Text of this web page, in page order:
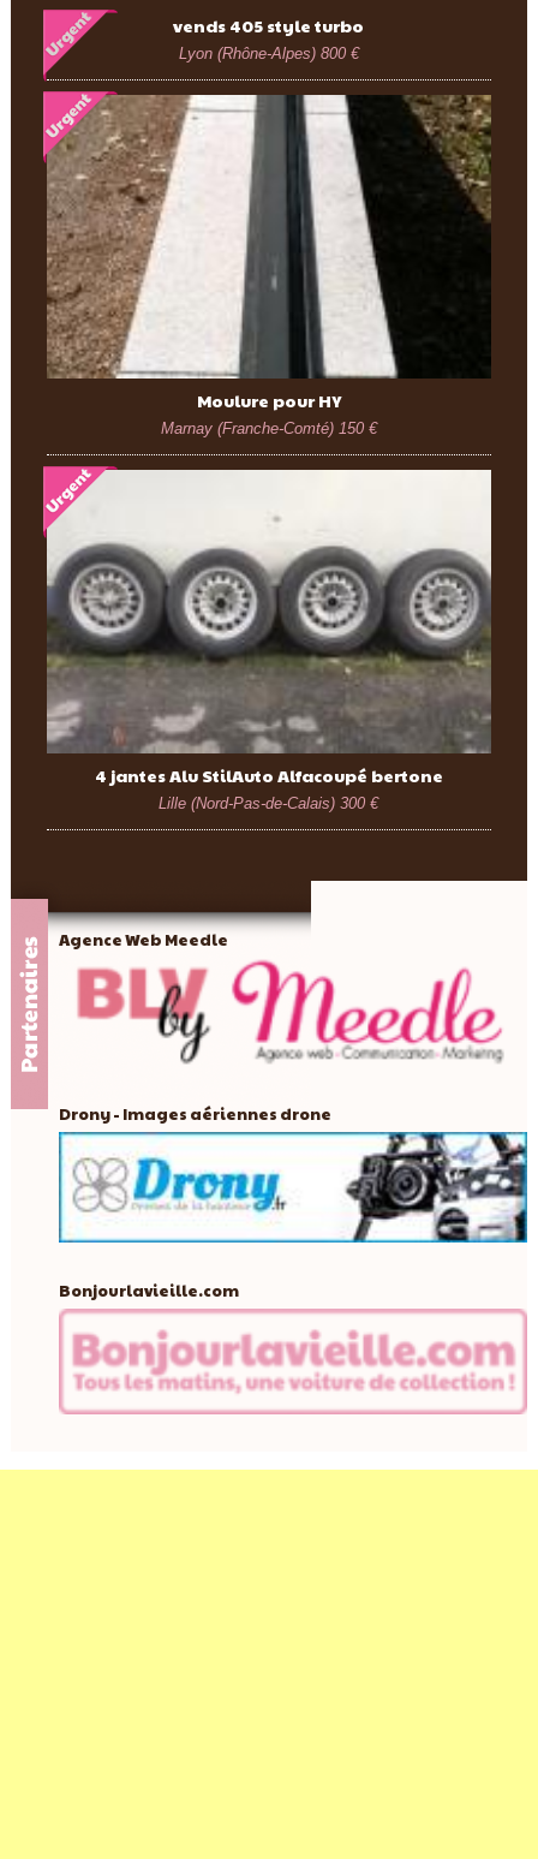
vends 405 style turbo
Lyon (Rhône-Alpes) 800 €
Moulure pour HY
Marnay (Franche-Comté) 150 €
4 jantes Alu StilAuto Alfacoupé bertone
Lille (Nord-Pas-de-Calais)300 €
Agence Web Meedle
Drony - Images aériennes drone
Bonjourlavieille.com